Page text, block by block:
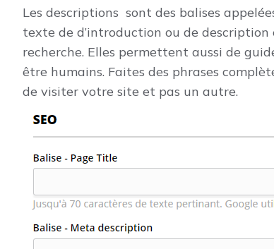
Les descriptions sont des balises
texte de d’introduction ou de
recherche. Elles permettent aussi de
être humains. Faites des phrases
de visiter votre site et pas un autre.